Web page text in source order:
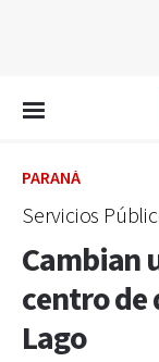
PARANÁ
Servicios
Cambian
centro
Lago